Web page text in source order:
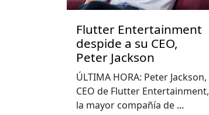
Flutter Entertainment
despide a su CEO,
Peter Jackson
ÚLTIMA HORA: Peter Jackson,
CEO de Flutter Entertainment,
la mayor compañía de ...